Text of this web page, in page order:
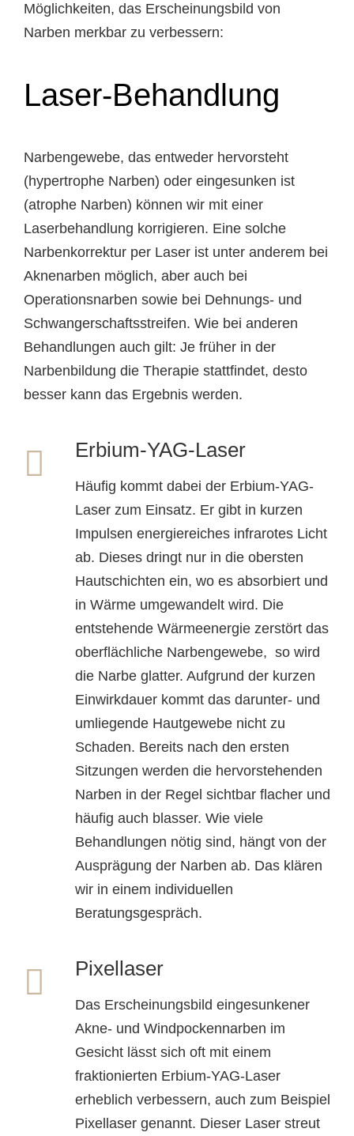
Möglichkeiten, das Erscheinungsbild von
Narben merkbar zu verbessern:
Laser-Behandlung
Narbengewebe, das entweder hervorsteht
(hypertrophe Narben) oder eingesunken ist
(atrophe Narben) können wir mit einer
Laserbehandlung korrigieren. Eine solche
Narbenkorrektur per Laser ist unter anderem bei
Aknenarben möglich, aber auch bei
Operationsnarben sowie bei Dehnungs- und
Schwangerschaftsstreifen. Wie bei anderen
Behandlungen auch gilt: Je früher in der
Narbenbildung die Therapie stattfindet, desto
besser kann das Ergebnis werden.
Erbium-YAG-Laser
Häufig kommt dabei der Erbium-YAG-
Laser zum Einsatz. Er gibt in kurzen
Impulsen energiereiches infrarotes Licht
ab. Dieses dringt nur in die obersten
Hautschichten ein, wo es absorbiert und
in Wärme umgewandelt wird. Die
entstehende Wärmeenergie zerstört das
oberflächliche Narbengewebe, so wird
die Narbe glatter. Aufgrund der kurzen
Einwirkdauer kommt das darunter- und
umliegende Hautgewebe nicht zu
Schaden. Bereits nach den ersten
Sitzungen werden die hervorstehenden
Narben in der Regel sichtbar flacher und
häufig auch blasser. Wie viele
Behandlungen nötig sind, hängt von der
Ausprägung der Narben ab. Das klären
wir in einem individuellen
Beratungsgespräch.
Pixellaser
Das Erscheinungsbild eingesunkener
Akne- und Windpockennarben im
Gesicht lässt sich oft mit einem
fraktionierten Erbium-YAG-Laser
erheblich verbessern, auch zum Beispiel
Pixellaser genannt. Dieser Laser streut